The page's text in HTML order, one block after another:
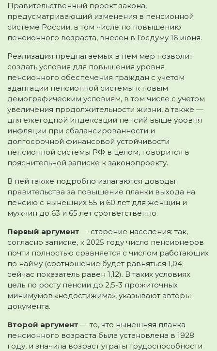
Правительственный проект закона,
предусматривающий изменения в пенсионной
системе России, в том числе по повышению
пенсионного возраста, внесен в Госдуму 16 июня.
Реализация предлагаемых в нем мер позволит
создать условия для повышения уровня
пенсионного обеспечения граждан с учетом
адаптации пенсионной системы к новым
демографическим условиям, в том числе с учетом
увеличения продолжительности жизни, а также —
для ежегодной индексации пенсий выше уровня
инфляции при сбалансированности и
долгосрочной финансовой устойчивости
пенсионной системы РФ в целом, говорится в
пояснительной записке к законопроекту.
В ней также подробно излагаются доводы
правительства за повышение планки выхода на
пенсию с нынешних 55 и 60 лет для женщин и
мужчин до 63 и 65 лет соответственно.
Первый аргумент — старение населения: так,
согласно записке, к 2025 году число пенсионеров
почти полностью сравняется с числом работающих
по найму (соотношение будет равняться 1,04;
сейчас показатель равен 1,12). В таких условиях
цель по росту пенсии до 2,5-3 прожиточных
минимумов «недостижима», указывают авторы
документа.
Второй аргумент — то, что нынешняя планка
пенсионного возраста была установлена в 1928
году, и значила возраст утраты трудоспособности